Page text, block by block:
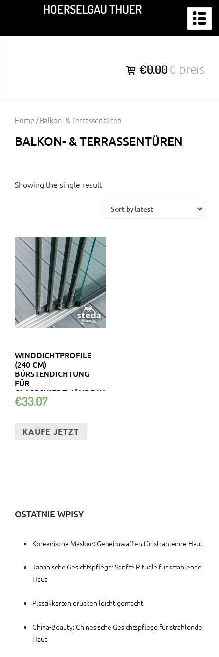
springen
HOERSELGAU THUER
€0.00 0 preis
Home/ Balkon- & Terrassentüren
BALKON- & TERRASSENTÜREN
Showing the single result
WINDDICHTPROFILE
(240 CM)
BÜRSTENDICHTUNG
FÜR
GLASSCHIEBEWÄNDE IN
8 & 10 MM STÄRKE
€33.07
KAUFE JETZT
OSTATNIE WPISY
Koreanische Masken: Geheimwaffen für strahlende Haut
Japanische Gesichtspflege: Sanfte Rituale für strahlende
Haut
Plastikkarten drucken leicht gemacht
China-Beauty: Chinesische Gesichtspflege für strahlende
Haut